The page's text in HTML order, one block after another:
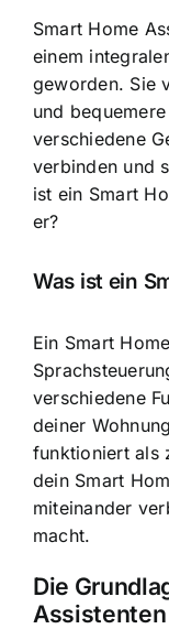
Smart Home
einem
geworden. Sie
und
verschiedene
verbinden und
ist ein Smart
er?
Was ist ein
Ein Smart
verschiedene
deiner
funktioniert als
dein Smart
miteinander
macht.
Die
Assistenten